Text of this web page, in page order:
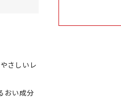
さしいレ
おい成分